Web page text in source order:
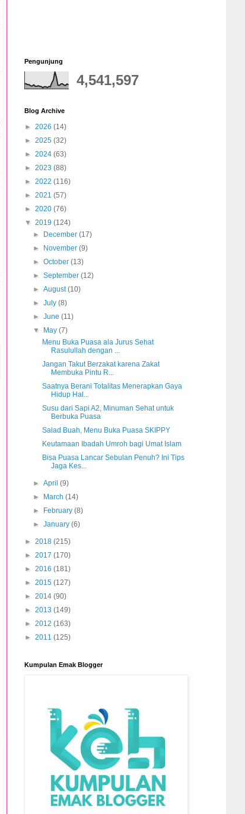
Pengunjung
4,541,597
Blog Archive
► 2026 (14)
► 2025 (32)
► 2024 (63)
► 2023 (88)
► 2022 (116)
► 2021 (57)
► 2020 (76)
▼ 2019 (124)
►
December(17)
►
November(9)
►October(13)
►September(12)
►August(10)
►July(8)
►June(11)
▼
May(7)
Menu Buka Puasa ala Jurus Sehat
Rasulullah dengan ...
Jangan Takut Berzakat karena Zakat
Membuka Pintu R...
Saatnya Berani Totalitas Menerapkan Gaya
Hidup Hal...
Susu dari Sapi A2, Minuman Sehat untuk
Berbuka Puasa
Salad Buah, Menu Buka Puasa SKIPPY
Keutamaan Ibadah Umroh bagi Umat Islam
Bisa Puasa Lancar Sebulan Penuh? Ini Tips
Jaga Kes...
►April(9)
►
March(14)
►
February(8)
►January(6)
► 2018 (215)
► 2017 (170)
► 2016 (181)
► 2015 (127)
► 2014 (90)
► 2013 (149)
► 2012 (163)
► 2011 (125)
Kumpulan Emak Blogger